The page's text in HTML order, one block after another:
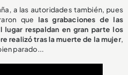
a las autoridades también, pues
quelas grabaciones de las
lugar respaldan en gran parte los
realizó tras la muerte de la mujer,
parado...